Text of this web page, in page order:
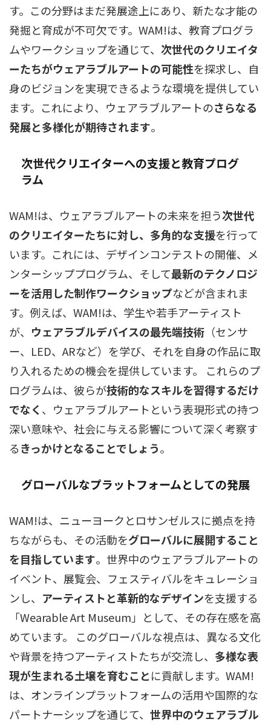
す。この分野はまだ発展途上にあり、新たな才能の
発掘と育成が不可欠です。WAM!は、教育プログラ
ムやワークショップを通じて、 次世代のクリエイタ
ーたちがウェアラブルアートの可能性を探求し、自
身のビジョンを実現できるような環境を提供してい
ます。これにより、ウェアラブルアートのさらなる
発展と多様化が期待されます。
次世代クリエイターへの支援と教育プログ
ラム
WAM!は、ウェアラブルアートの未来を担う次世代
のクリエイターたちに対し、多角的な支援を行って
います。これには、デザインコンテストの開催、メ
ンターシッププログラム、そして最新のテクノロジ
ーを活用した制作ワークショップなどが含まれま
す。例えば、WAM!は、学生や若手アーティスト
が、 ウェアラブルデバイスの最先端技術 （センサ
ー、LED、ARなど）を学び、それを自身の作品に取
り入れるための機会を提供しています。 これらのプ
ログラムは、彼らが技術的なスキルを習得するだけ
でなく、ウェアラブルアートという表現形式の持つ
深い意味や、社会に与える影響について深く考察す
るきっかけとなることでしょう。
グローバルなプラットフォームとしての発展
WAM!は、ニューヨークとロサンゼルスに拠点を持
ちながらも、その活動をグローバルに展開すること
を目指しています。世界中のウェアラブルアートの
イベント、展覧会、フェスティバルをキュレーショ
ンし、 アーティストと革新的なデザインを支援する
「Wearable Art Museum」として、その存在感を高
めています。 このグローバルな視点は、異なる文化
や背景を持つアーティストたちが交流し、 多様な表
現が生まれる土壌を育むことに貢献します。WAM!
は、オンラインプラットフォームの活用や国際的な
パートナーシップを通じて、 世界中のウェアラブル